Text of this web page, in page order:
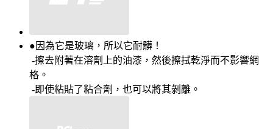
●因為它是玻璃，所以它耐髒！
-擦去附著在溶劑上的油漆，然後擦拭乾淨而不影響網
格。
-即使粘貼了粘合劑，也可以將其剝離。